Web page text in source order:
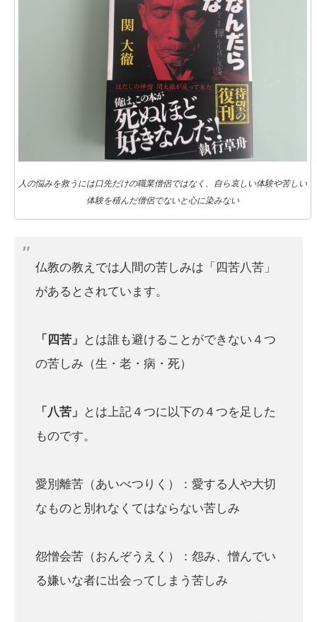
人の悩みを救うには口先だけの職業僧侶ではなく、自ら哀しい体験や苦しい
体験を積んだ僧侶でないと心に染みない
仏教の教えでは人間の苦しみは「四苦八苦」
があるとされています。
「四苦」
とは誰も避けることができない４つ
の苦しみ（生・老・病・死）
「八苦」
とは上記４つに以下の４つを足した
ものです。
愛別離苦（あいべつりく）：愛する人や大切
なものと別れなくてはならない苦しみ
怨憎会苦（おんぞうえく）：怨み、憎んでい
る嫌いな者に出会ってしまう苦しみ